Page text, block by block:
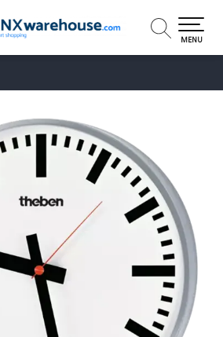
MENU